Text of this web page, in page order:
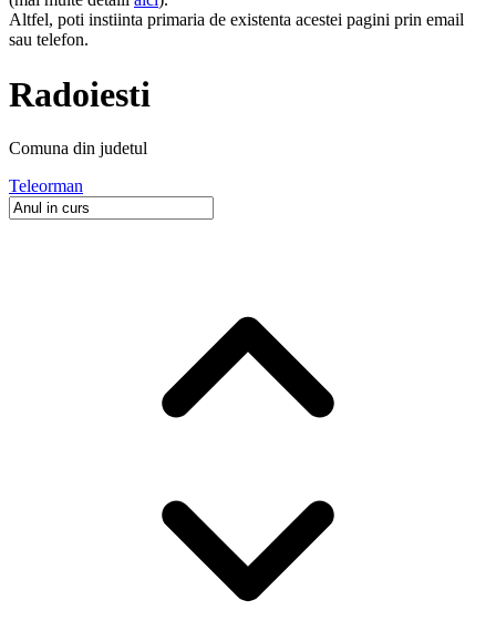
Altfel, poti instiinta primaria de existenta acestei pagini prin email
sau telefon.
Radoiesti
Comuna din judetul
Teleorman